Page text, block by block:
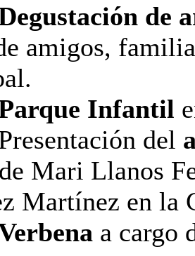
de
amigos,
Infantil
del
Mari Llanos
Martínez en la
a cargo